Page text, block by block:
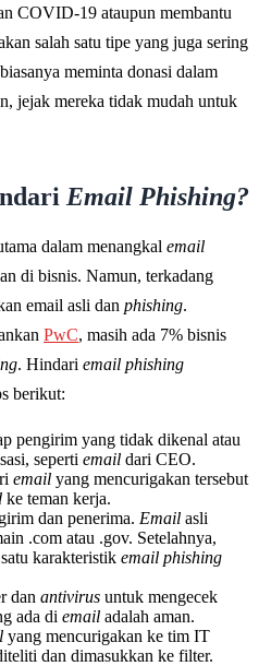
COVID-19 ataupun membantu
salah satu tipe yang juga sering
meminta donasi dalam
jejak mereka tidak mudah untuk
Email Phishing?
dalam menangkal email
di bisnis. Namun, terkadang
email asli dan phishing.
PwC, masih ada 7% bisnis
. Hindari email phishing
berikut:
pengirim yang tidak dikenal atau
seperti email dari CEO.
email yang mencurigakan tersebut
ke teman kerja.
dan penerima. Email asli
.com atau .gov. Setelahnya,
karakteristik email phishing
dan antivirus untuk mengecek
ada di email adalah aman.
yang mencurigakan ke tim IT
dan dimasukkan ke filter.